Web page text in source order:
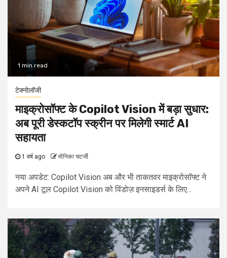
1 min read
टेक्नोलॉजी
माइक्रोसॉफ्ट के Copilot Vision में बड़ा सुधार:
अब पूरी डेस्कटॉप स्क्रीन पर मिलेगी स्मार्ट AI
सहायता
1 वर्ष ago मोनिका चटर्जी
नया अपडेट: Copilot Vision अब और भी ताकतवर माइक्रोसॉफ्ट ने
अपने AI टूल Copilot Vision को विंडोज़ इनसाइडर्स के लिए...